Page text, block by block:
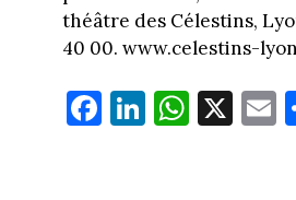
théâtre des Célestins,
40 00. www.celestins-
Fa
ce
Li
nk
W
ha
X E